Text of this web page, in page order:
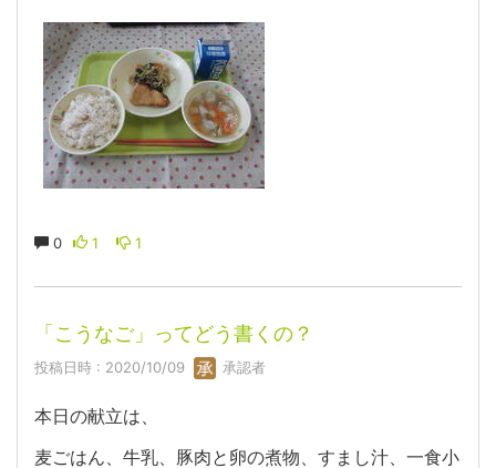
0 1 1
「こうなご」ってどう書くの？
投稿日時 : 2020/10/09 承認者
本日の献立は、
麦ごはん、牛乳、豚肉と卵の煮物、すまし汁、一食小